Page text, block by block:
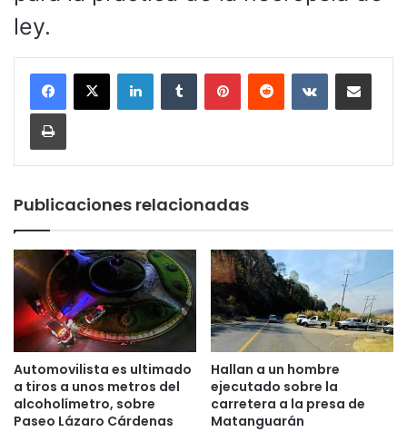
ley.
LinkedInTumblr PinterestReddit VKontakteCompartir por
Imprimir
Publicaciones relacionadas
Automovilista es ultimado
a tiros a unos metros del
alcoholímetro, sobre
Paseo Lázaro Cárdenas
Hallan a un hombre
ejecutado sobre la
carretera a la presa de
Matanguarán